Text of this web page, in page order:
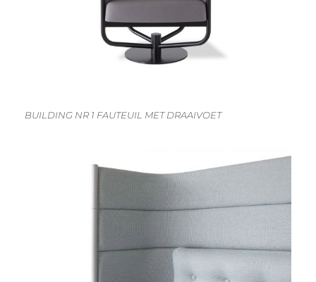
BUILDING NR 1 FAUTEUIL MET DRAAIVOET